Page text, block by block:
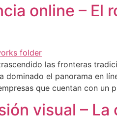
online – El
las fronteras
dominado el panorama en
que cuentan con un
visual –